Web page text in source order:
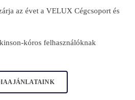
az évet a VELUX Cégcsoport és
kóros felhasználóknak